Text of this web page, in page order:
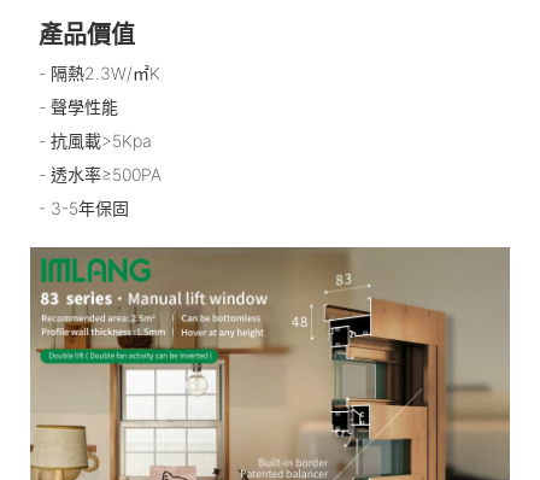
產品價值
- 隔熱2.3W/㎡K
- 聲學性能
- 抗風載>5Kpa
- 透水率≥500PA
- 3-5年保固